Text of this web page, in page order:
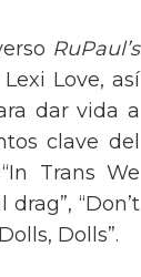
RuPaul’s
Love, así
dar vida a
clave del
Trans We
“Don’t
Dolls”.